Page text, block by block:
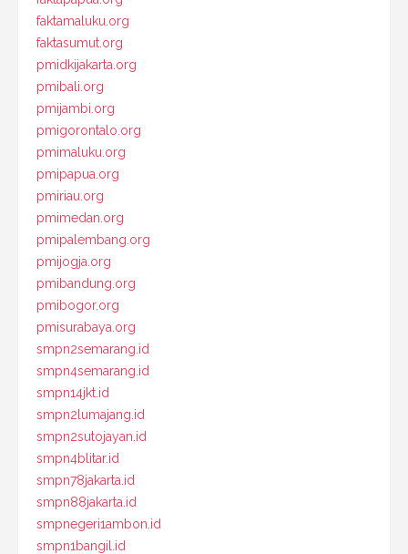
faktamaluku.org
faktasumut.org
pmidkijakarta.org
pmibali.org
pmijambi.org
pmigorontalo.org
pmimaluku.org
pmipapua.org
pmiriau.org
pmimedan.org
pmipalembang.org
pmijogja.org
pmibandung.org
pmibogor.org
pmisurabaya.org
smpn2semarang.id
smpn4semarang.id
smpn14jkt.id
smpn2lumajang.id
smpn2sutojayan.id
smpn4blitar.id
smpn78jakarta.id
smpn88jakarta.id
smpnegeri1ambon.id
smpn1bangil.id